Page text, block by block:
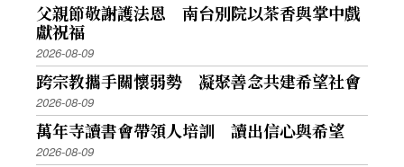
父親節敬謝護法恩 南台別院以茶香與掌中戲
獻祝福
2026-08-09
跨宗教攜手關懷弱勢 凝聚善念共建希望社會
2026-08-09
萬年寺讀書會帶領人培訓 讀出信心與希望
2026-08-09